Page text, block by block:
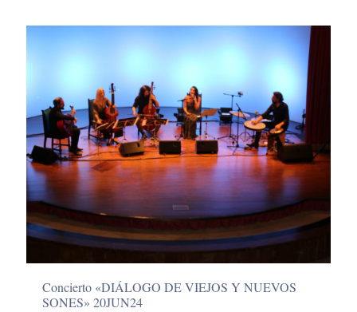
Concierto «DIÁLOGO DE VIEJOS Y NUEVOS
SONES» 20JUN24